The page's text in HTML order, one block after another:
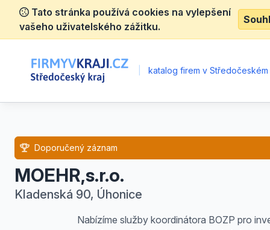
Tato stránka používá cookies na vylepšení
vašeho uživatelského zážitku.
katalog firem v Středočeském
MOEHR,s.r.o.
Kladenská 90, Úhonice
Doporučený záznam
Nabízíme služby koordinátora BOZP pro